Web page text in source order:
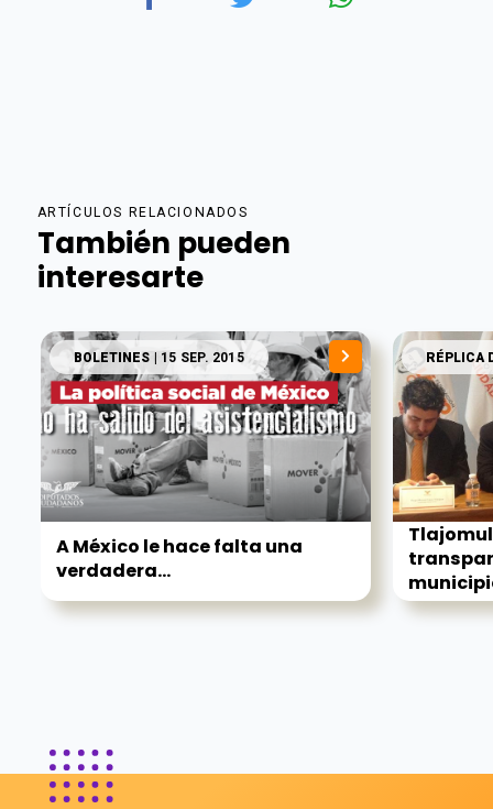
ARTÍCULOS RELACIONADOS
También pueden
interesarte
BOLETINES | 15 SEP. 2015
A México le hace falta una
verdadera...
RÉPLICA